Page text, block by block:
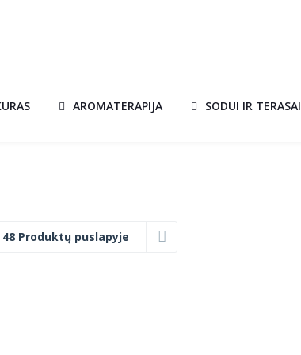
AROMATERAPIJA SODUI IR TERASAI
48 Produktų puslapyje